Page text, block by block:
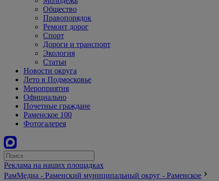
Общество
Правопорядок
Ремонт дорог
Спорт
Дороги и транспорт
Экология
Статьи
Новости округа
Лето в Подмосковье
Мероприятия
Официально
Почетные граждане
Раменское 100
Фотогалерея
Реклама на наших площадках
РамМедиа - Раменский муниципальный округ - Раменское